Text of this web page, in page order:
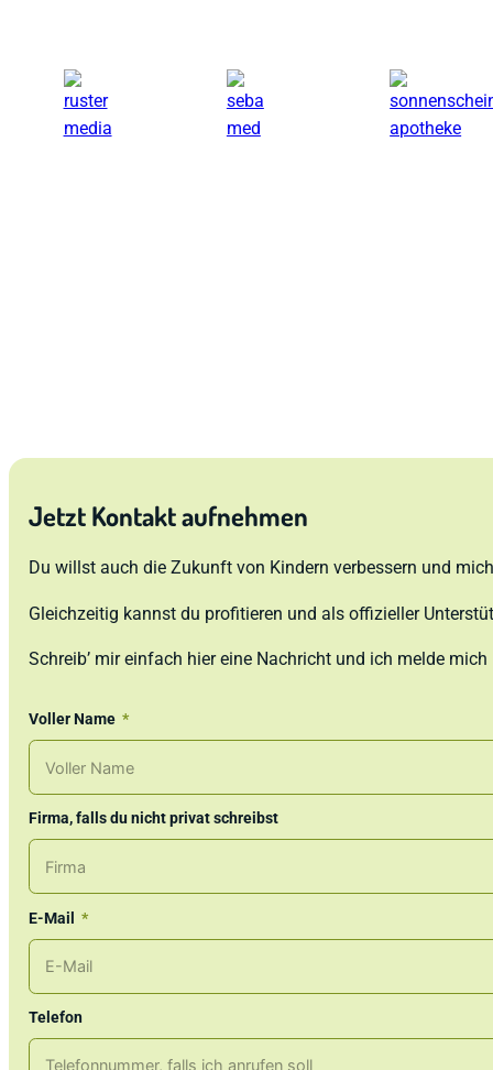
Jetzt Kontakt aufnehmen
Du willst auch die Zukunft von Kindern verbessern und
Gleichzeitig kannst du profitieren und als offizieller
Schreib’ mir einfach hier eine Nachricht und ich melde
Voller Name
Firma, falls du nicht privat schreibst
E-Mail
Telefon